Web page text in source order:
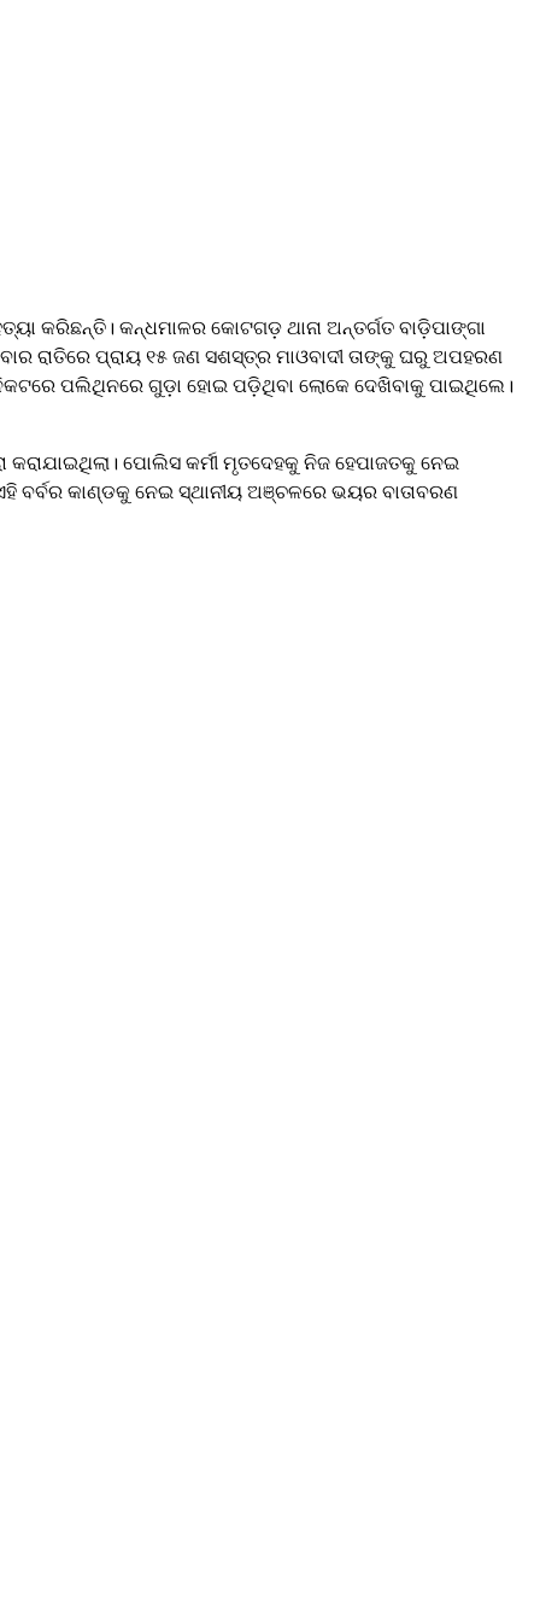
କରିଛନ୍ତି। କନ୍ଧମାଳର କୋଟଗଡ଼ ଥାନା ଅନ୍ତର୍ଗତ ବାଡ଼ିପାଙ୍ଗା
ରାତିରେ ପ୍ରାୟ ୧୫ ଜଣ ସଶସ୍ତ୍ର ମାଓବାଦୀ ତାଙ୍କୁ ଘରୁ ଅପହରଣ
ପଲିଥିନରେ ଗୁଡ଼ା ହୋଇ ପଡ଼ିଥିବା ଲୋକେ ଦେଖିବାକୁ ପାଇଥିଲେ।
ପୋଲିସ କର୍ମୀ ମୃତଦେହକୁ ନିଜ ହେପାଜତକୁ ନେଇ
ବର୍ବର କାଣ୍ଡକୁ ନେଇ ସ୍ଥାନୀୟ ଅଞ୍ଚଳରେ ଭୟର ବାତାବରଣ